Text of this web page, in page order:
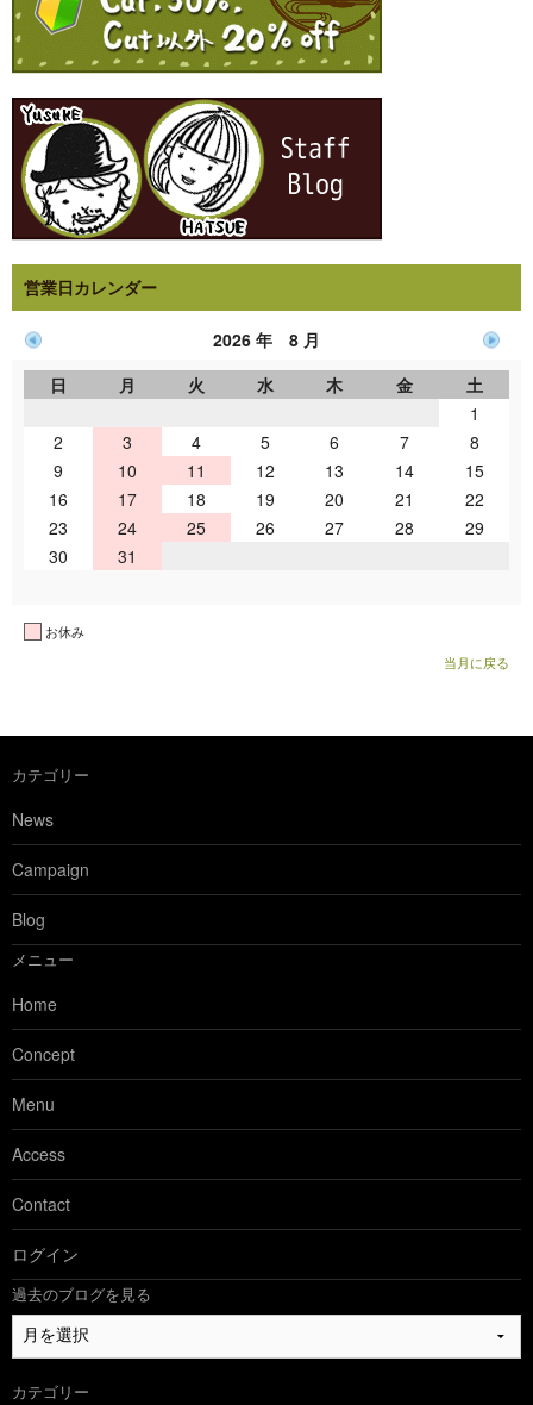
営業日カレンダー
2026 年 8 月
日
月 火 水 木 金
土
1
2
3 4 5 6 7
8
9
10 11 12 13 14
15
16
17 18 19 20 21
22
23
24 25 26 27 28
29
30
31
お休み
当月に戻る
カテゴリー
News
Campaign
Blog
メニュー
Home
Concept
Menu
Access
Contact
ログイン
過去のブログを見る
過
去
ブ
カテゴリー